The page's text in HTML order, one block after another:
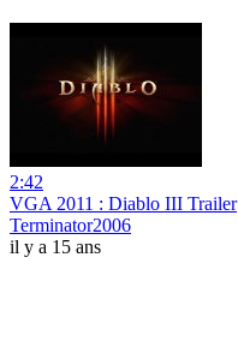
2:42
VGA 2011 : Diablo III Trailer
Terminator2006
il y a 15 ans